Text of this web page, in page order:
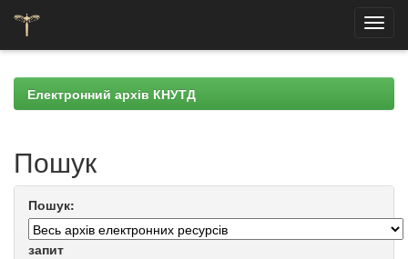
navigationЕлектронний архів КНУТД
Пошук
Пошук:
запит